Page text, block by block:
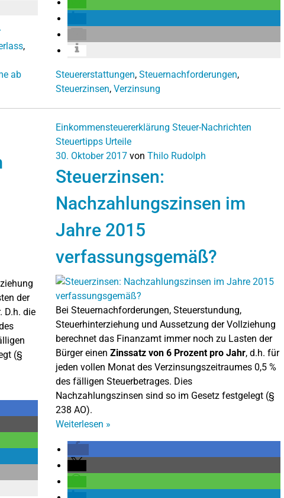
,
ab
Steuererstattungen, Steuernachforderungen,
Steuerzinsen, Verzinsung
der
D.h. die
(§
Einkommensteuererklärung Steuer-Nachrichten
Steuertipps Urteile
30. Oktober 2017 von Thilo Rudolph
Steuerzinsen:
Nachzahlungszinsen im
Jahre 2015
verfassungsgemäß?
Bei Steuernachforderungen, Steuerstundung,
Steuerhinterziehung und Aussetzung der Vollziehung
berechnet das Finanzamt immer noch zu Lasten der
Bürger einen Zinssatz von 6 Prozent pro Jahr, d.h. für
jeden vollen Monat des Verzinsungszeitraumes 0,5 %
des fälligen Steuerbetrages. Dies
Nachzahlungszinsen sind so im Gesetz festgelegt (§
238 AO).
Weiterlesen »